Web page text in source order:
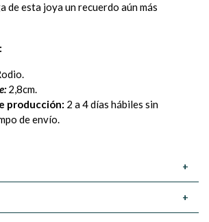
de esta joya un recuerdo aún más
2,8cm.
producción: 2 a 4 días hábiles sin
de envío.
+
+